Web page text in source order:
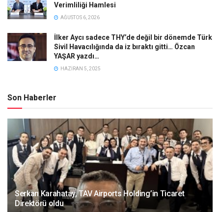
Verimliliği Hamlesi
AĞUSTOS 6, 2026
İlker Aycı sadece THY’de değil bir dönemde Türk
Sivil Havacılığında da iz bıraktı gitti… Özcan
YAŞAR yazdı…
HAZIRAN 5, 2025
Son Haberler
Serkan Karahatay, TAV Airports Holding’in Ticaret
Direktörü oldu